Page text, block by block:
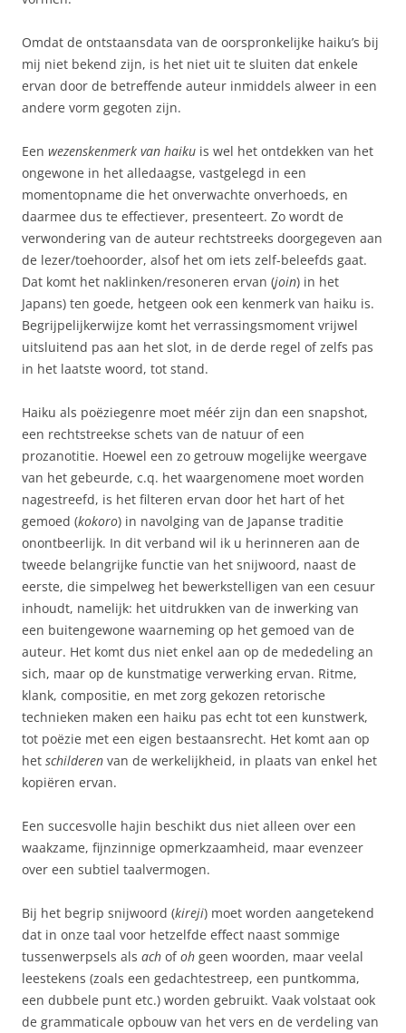
Omdat de ontstaansdata van de oorspronkelijke haiku’s bij
mij niet bekend zijn, is het niet uit te sluiten dat enkele
ervan door de betreffende auteur inmiddels alweer in een
andere vorm gegoten zijn.
Een wezenskenmerk van haiku is wel het ontdekken van het
ongewone in het alledaagse, vastgelegd in een
momentopname die het onverwachte onverhoeds, en
daarmee dus te effectiever, presenteert. Zo wordt de
verwondering van de auteur rechtstreeks doorgegeven aan
de lezer/toehoorder, alsof het om iets zelf-beleefds gaat.
Dat komt het naklinken/resoneren ervan (join) in het
Japans) ten goede, hetgeen ook een kenmerk van haiku is.
Begrijpelijkerwijze komt het verrassingsmoment vrijwel
uitsluitend pas aan het slot, in de derde regel of zelfs pas
in het laatste woord, tot stand.
Haiku als poëziegenre moet méér zijn dan een snapshot,
een rechtstreekse schets van de natuur of een
prozanotitie. Hoewel een zo getrouw mogelijke weergave
van het gebeurde, c.q. het waargenomene moet worden
nagestreefd, is het filteren ervan door het hart of het
gemoed (kokoro) in navolging van de Japanse traditie
onontbeerlijk. In dit verband wil ik u herinneren aan de
tweede belangrijke functie van het snijwoord, naast de
eerste, die simpelweg het bewerkstelligen van een cesuur
inhoudt, namelijk: het uitdrukken van de inwerking van
een buitengewone waarneming op het gemoed van de
auteur. Het komt dus niet enkel aan op de mededeling an
sich, maar op de kunstmatige verwerking ervan. Ritme,
klank, compositie, en met zorg gekozen retorische
technieken maken een haiku pas echt tot een kunstwerk,
tot poëzie met een eigen bestaansrecht. Het komt aan op
het schilderen van de werkelijkheid, in plaats van enkel het
kopiëren ervan.
Een succesvolle hajin beschikt dus niet alleen over een
waakzame, fijnzinnige opmerkzaamheid, maar evenzeer
over een subtiel taalvermogen.
Bij het begrip snijwoord (kireji) moet worden aangetekend
dat in onze taal voor hetzelfde effect naast sommige
tussenwerpsels als ach ofoh geen woorden, maar veelal
leestekens (zoals een gedachtestreep, een puntkomma,
een dubbele punt etc.) worden gebruikt. Vaak volstaat ook
de grammaticale opbouw van het vers en de verdeling van